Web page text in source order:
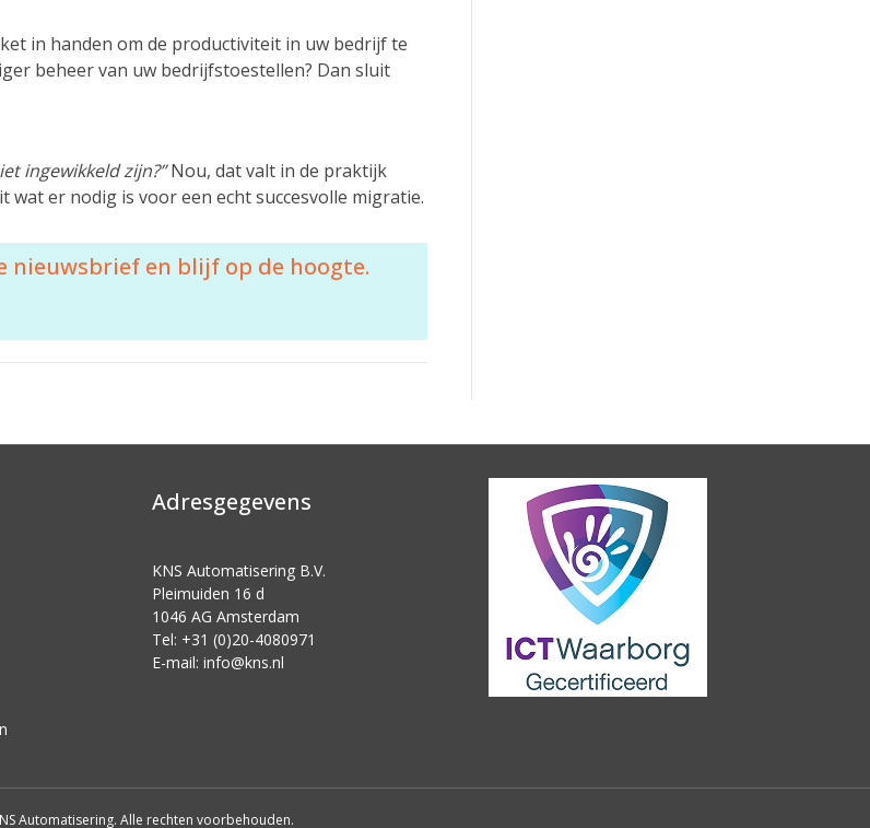
in handen om de productiviteit in uw bedrijf te
beheer van uw bedrijfstoestellen? Dan sluit
ingewikkeld zijn?”Nou, dat valt in de praktijk
wat er nodig is voor een echt succesvolle migratie.
nieuwsbrief en blijf op de hoogte.
Adresgegevens
KNS Automatisering B.V.
Pleimuiden 16 d
1046 AG Amsterdam
Tel: +31 (0)20-4080971
E-mail: info@kns.nl
Automatisering. Alle rechten voorbehouden.